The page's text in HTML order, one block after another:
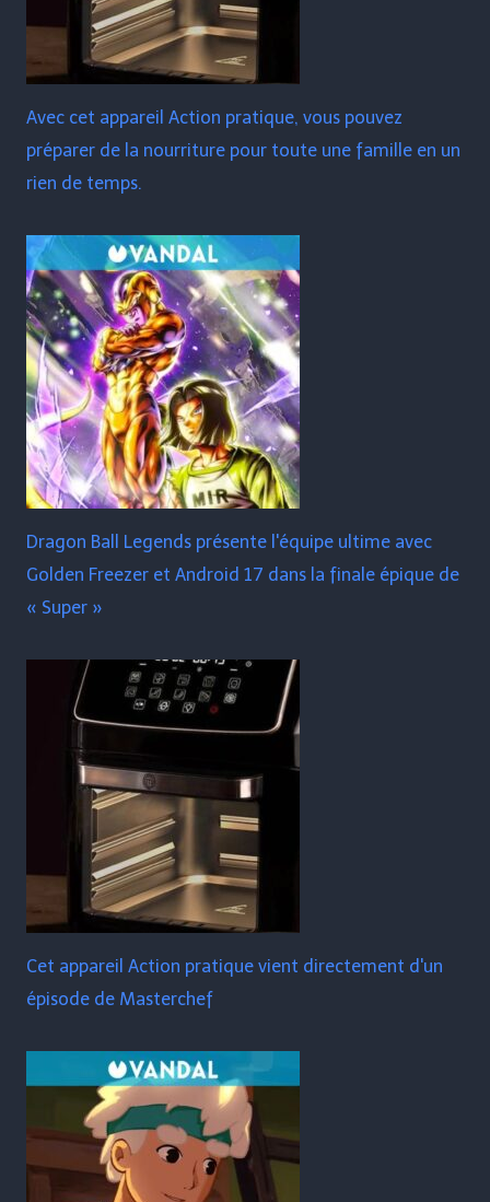
Avec cet appareil Action pratique, vous pouvez
préparer de la nourriture pour toute une famille en un
rien de temps.
Dragon Ball Legends présente l'équipe ultime avec
Golden Freezer et Android 17 dans la finale épique de
« Super »
Cet appareil Action pratique vient directement d'un
épisode de Masterchef